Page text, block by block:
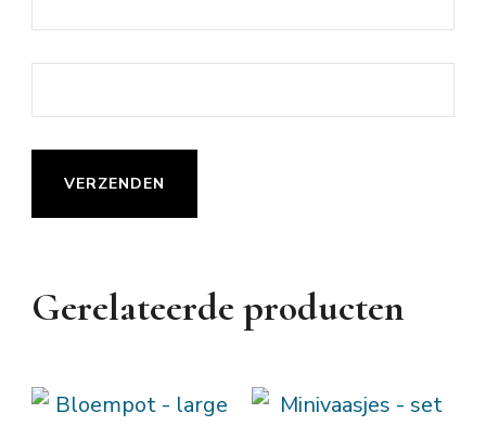
Gerelateerde producten